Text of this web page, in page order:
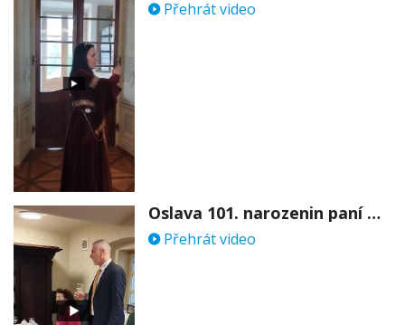
Přehrát video
Oslava 101. narozenin paní Věry Skořepové
Přehrát video